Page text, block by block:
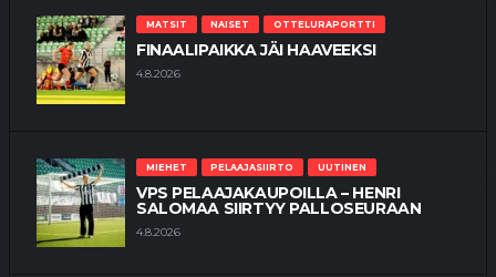
MATSIT NAISET OTTELURAPORTTI
FINAALIPAIKKA JÄI HAAVEEKSI
4.8.2026
MIEHET PELAAJASIIRTO UUTINEN
VPS PELAAJAKAUPOILLA – HENRI
SALOMAA SIIRTYY PALLOSEURAAN
4.8.2026